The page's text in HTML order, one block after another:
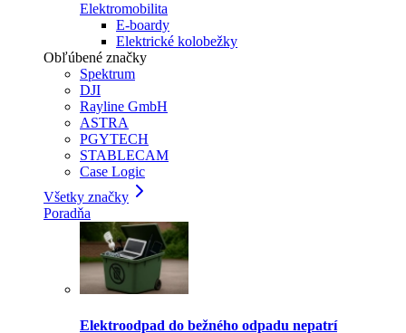
Elektromobilita
E-boardy
Elektrické kolobežky
Obľúbené značky
Spektrum
DJI
Rayline GmbH
ASTRA
PGYTECH
STABLECAM
Case Logic
Všetky značky
Poradňa
Elektroodpad do bežného odpadu nepatrí